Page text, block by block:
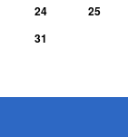
24
25
31